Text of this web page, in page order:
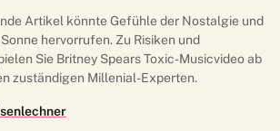
Artikel könnte Gefühle der Nostalgie und
hervorrufen. Zu Risiken und
Sie Britney Spears Toxic-Musicvideo ab
zuständigen Millenial-Experten.